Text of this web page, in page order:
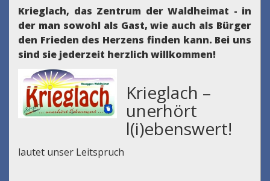
Krieglach, das Zentrum der Waldheimat - in
der man sowohl als Gast, wie auch als Bürger
den Frieden des Herzens finden kann. Bei uns
sind sie jederzeit herzlich willkommen!
Krieglach –
unerhört
l(i)ebenswert!
lautet unser Leitspruch